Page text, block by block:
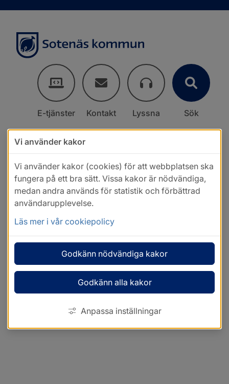
E-tjänster Kontakt Lyssna Sök
Vi använder kakor
Vi använder kakor (cookies) för att webbplatsen ska
fungera på ett bra sätt. Vissa kakor är nödvändiga,
medan andra används för statistik och förbättrad
användarupplevelse.
Läs mer i vår cookiepolicy
Godkänn nödvändiga kakor
Godkänn alla kakor
Anpassa inställningar